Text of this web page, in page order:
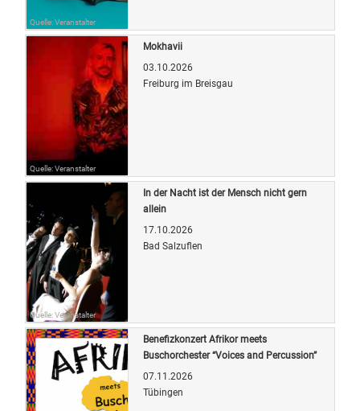
Quelle: Veranstalter
Quelle: Veranstalter
Mokhavii
03.10.2026
Freiburg im Breisgau
Quelle: Veranstalter
In der Nacht ist der Mensch nicht gern
allein
17.10.2026
Bad Salzuflen
Benefizkonzert Afrikor meets
Buschorchester “Voices and Percussion”
07.11.2026
Tübingen